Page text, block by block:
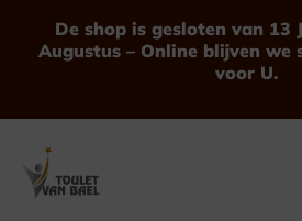
De shop is gesloten van 13
Augustus – Online blijven we
voor U.